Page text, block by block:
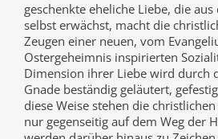
geschenkte eheliche Liebe, die
selbst erwächst, macht die
Zeugen einer neuen, vom
Ostergeheimnis inspirierten
Dimension ihrer Liebe wird durch
Gnade beständig geläutert,
diese Weise stehen die
nur gegenseitig auf dem Weg der